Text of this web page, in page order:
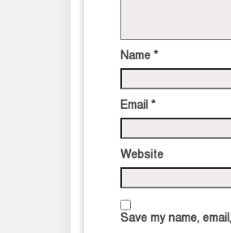
Name *
Email *
Website
Save my name,